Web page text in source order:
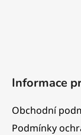
Informace
Obchodní
Podmínky